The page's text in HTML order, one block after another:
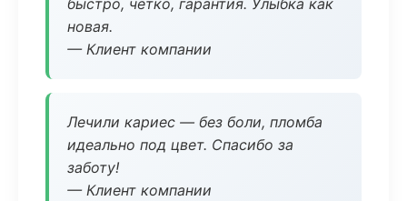
быстро, чётко, гарантия. Улыбка как
новая.
— Клиент компании
Лечили кариес — без боли, пломба
идеально под цвет. Спасибо за
заботу!
— Клиент компании